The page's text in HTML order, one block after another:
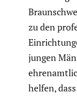
zu den
jungen
helfen,